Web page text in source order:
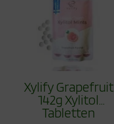
Xylify Grapefruit
142g Xylitol
Tabletten